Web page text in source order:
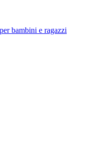
bambini e ragazzi